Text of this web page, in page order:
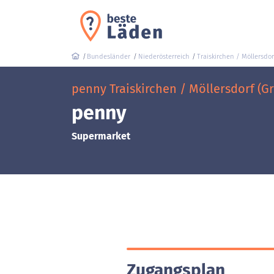
Bundesländer Niederösterreich Traiskirchen /
penny Traiskirchen / Möllersdorf
penny
Supermarket